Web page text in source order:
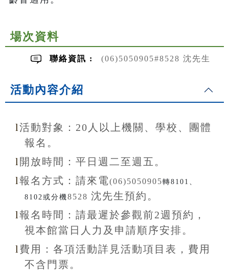
場次資料
聯絡資訊 : (06)5050905#8528 沈先生
活動內容介紹
l活動對象：20 人以上機關、學校、團體
報名。
l 開放時間： 平日週二至週五。
l報名方式： 請來電(06)5050905轉8101、
8102或分機8528 沈先生預約。
l報名 時間： 請最遲於參觀前2週預約，
視本館當日人力及申請順序安排。
l 費用：各項活動詳見活動項目表，費用
不含 門票。